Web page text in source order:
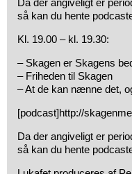
Da der angiveligt er
så kan du hente
Kl. 19.00 – kl. 19.30:
– Skagen er Skagens
– Friheden til Skagen
– At de kan nænne det,
[podcast]http://
Da der angiveligt er
så kan du hente